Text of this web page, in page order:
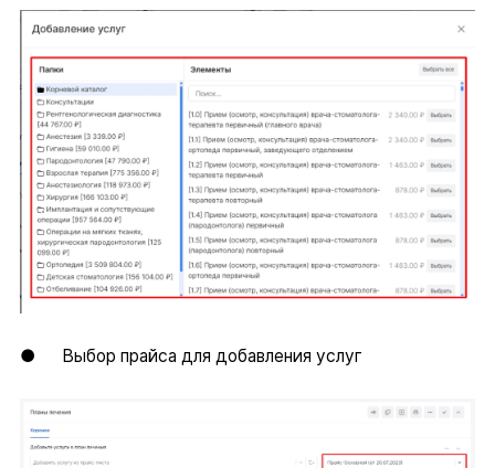
● Выбор прайса для добавления услуг